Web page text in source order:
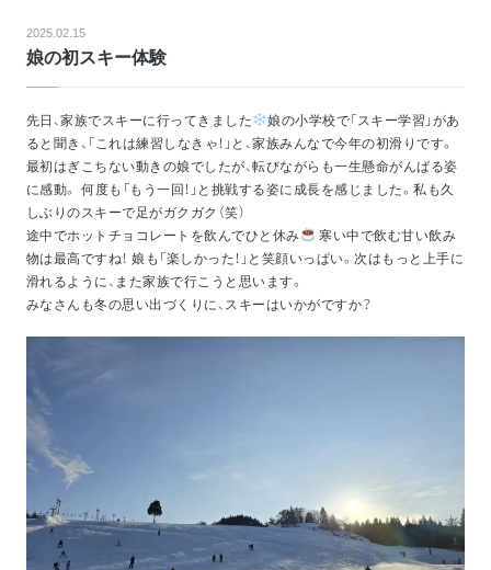
2025.02.15
娘の初スキー体験
先日、家族でスキーに行ってきました
娘の小学校で「スキー学習」があ
ると聞き、「これは練習しなきゃ！」と、家族みんなで今年の初滑りです。
最初はぎこちない動きの娘でしたが、転びながらも一生懸命がんばる姿
に感動。 何度も「もう一回！」と挑戦する姿に成長を感じました。私も久
しぶりのスキーで足がガクガク（笑）
途中でホットチョコレートを飲んでひと休み
寒い中で飲む甘い飲み
物は最高ですね！ 娘も「楽しかった！」と笑顔いっぱい。次はもっと上手に
滑れるように、また家族で行こうと思います。
みなさんも冬の思い出づくりに、スキーはいかがですか？